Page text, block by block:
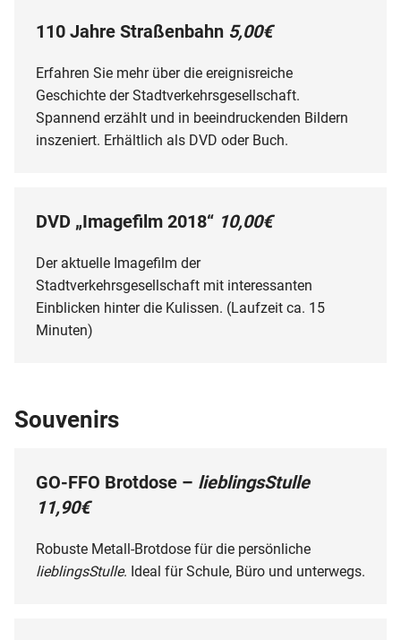
110 Jahre Straßenbahn 5,00€
Erfahren Sie mehr über die ereignisreiche
Geschichte der Stadtverkehrsgesellschaft.
Spannend erzählt und in beeindruckenden Bildern
inszeniert. Erhältlich als DVD oder Buch.
DVD „Imagefilm 2018“ 10,00€
Der aktuelle Imagefilm der
Stadtverkehrsgesellschaft mit interessanten
Einblicken hinter die Kulissen. (Laufzeit ca. 15
Minuten)
Souvenirs
GO-FFO Brotdose – lieblingsStulle
11,90€
Robuste Metall-Brotdose für die persönliche
lieblingsStulle. Ideal für Schule, Büro und unterwegs.